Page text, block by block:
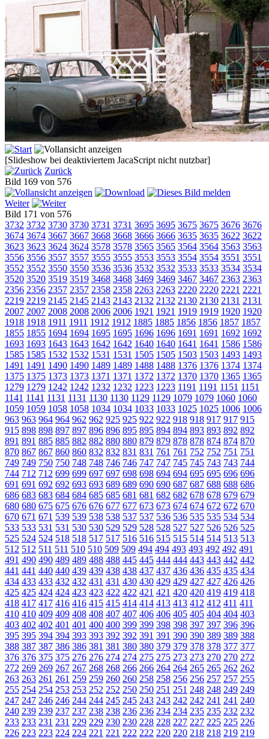
[Slideshow bei deaktiviertem JacaScript nicht nutzbar]
Zurück
Bild 169 von 576
Weiter
Bild 171 von 576
3732 3732 3730 3730 3731 3731 3695 3695 3675 3675 3676 3676
3674 3674 3667 3667 3668 3668 3666 3666 3635 3635 3622 3622
3623 3623 3624 3624 3578 3578 3565 3565 3564 3564 3563 3563
3556 3556 3557 3557 3555 3555 3553 3553 3554 3554 3551 3551
3552 3552 3550 3550 3536 3536 3532 3532 3533 3533 3534 3534
3520 3520 3519 3519 3468 3468 3469 3469 3467 3467 2363 2363
2356 2356 2357 2357 2358 2358 2263 2263 2220 2220 2221 2221
2219 2219 2145 2145 2143 2143 2132 2132 2130 2130 2131 2131
2007 2007 2008 2008 2006 2006 1921 1921 1919 1919 1920 1920
1918 1918 1911 1911 1912 1912 1885 1885 1856 1856 1857 1857
1855 1855 1694 1694 1695 1695 1696 1696 1691 1691 1692 1692
1693 1693 1643 1643 1642 1642 1640 1640 1641 1641 1586 1586
1585 1585 1532 1532 1531 1531 1505 1505 1503 1503 1493 1493
1491 1491 1490 1490 1489 1489 1488 1488 1376 1376 1374 1374
1375 1375 1373 1373 1371 1371 1372 1372 1370 1370 1365 1365
1279 1279 1242 1242 1232 1232 1223 1223 1191 1191 1151 1151
1141 1141 1131 1131 1130 1130 1129 1129 1079 1079 1060 1060
1059 1059 1058 1058 1034 1034 1033 1033 1025 1025 1006 1006
963 963 964 964 962 962 925 925 922 922 918 918 917 917 915
915 898 898 897 897 896 896 895 895 894 894 893 893 892 892
891 891 885 885 882 882 880 880 879 879 878 878 874 874 870
870 867 867 860 860 832 832 831 831 761 761 752 752 751 751
749 749 750 750 748 748 746 746 747 747 745 745 743 743 744
744 712 712 699 699 697 697 698 698 694 694 695 695 696 696
691 691 692 692 693 693 689 689 690 690 687 687 688 688 686
686 683 683 684 684 685 685 681 681 682 682 678 678 679 679
680 680 675 675 676 676 677 677 673 673 674 674 672 672 670
670 671 671 539 539 538 538 537 537 536 536 535 535 534 534
533 533 531 531 530 530 529 529 528 528 527 527 526 526 525
525 524 524 518 518 517 517 516 516 515 515 514 514 513 513
512 512 511 511 510 510 509 509 494 494 493 493 492 492 491
491 490 490 489 489 488 488 445 445 444 444 443 443 442 442
441 441 440 440 439 439 438 438 437 437 436 436 435 435 434
434 433 433 432 432 431 431 430 430 429 429 427 427 426 426
425 425 424 424 423 423 422 422 421 421 420 420 419 419 418
418 417 417 416 416 415 415 414 414 413 413 412 412 411 411
410 410 409 409 408 408 407 407 406 406 405 405 404 404 403
403 402 402 401 401 400 400 399 399 398 398 397 397 396 396
395 395 394 394 393 393 392 392 391 391 390 390 389 389 388
388 387 387 386 386 381 381 380 380 379 379 378 378 377 377
376 376 375 375 276 276 274 274 275 275 273 273 270 270 272
272 269 269 267 267 268 268 266 266 264 264 265 265 262 262
263 263 261 261 259 259 260 260 258 258 256 256 257 257 255
255 254 254 253 253 252 252 250 250 251 251 248 248 249 249
247 247 246 246 244 244 245 245 243 243 242 242 241 241 240
240 239 239 237 237 238 238 236 236 234 234 235 235 232 232
233 233 231 231 229 229 230 230 228 228 227 227 225 225 226
226 223 223 224 224 221 221 222 222 220 220 218 218 219 219